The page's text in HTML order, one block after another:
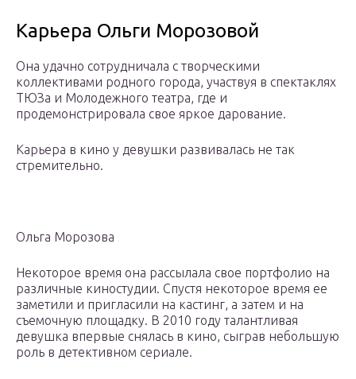
Карьера Ольги Морозовой
Она удачно сотрудничала с творческими
коллективами родного города, участвуя в спектаклях
ТЮЗа и Молодежного театра, где и
продемонстрировала свое яркое дарование.
Карьера в кино у девушки развивалась не так
стремительно.
Ольга Морозова
Некоторое время она рассылала свое портфолио на
различные киностудии. Спустя некоторое время ее
заметили и пригласили на кастинг, а затем и на
съемочную площадку. В 2010 году талантливая
девушка впервые снялась в кино, сыграв небольшую
роль в детективном сериале.